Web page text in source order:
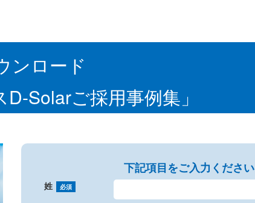
ンロード
Solarご採用事例集」
下記項目をご入力ください
姓 必須